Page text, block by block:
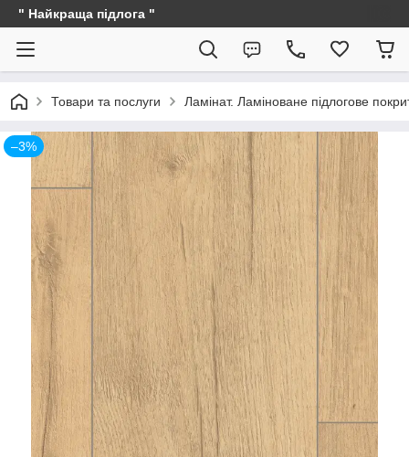
" Найкраща підлога "
Товари та послуги Ламінат. Ламіноване підлогове
–3%